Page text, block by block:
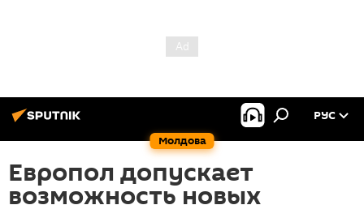
Молдова
РУС
Европол допускает
возможность новых